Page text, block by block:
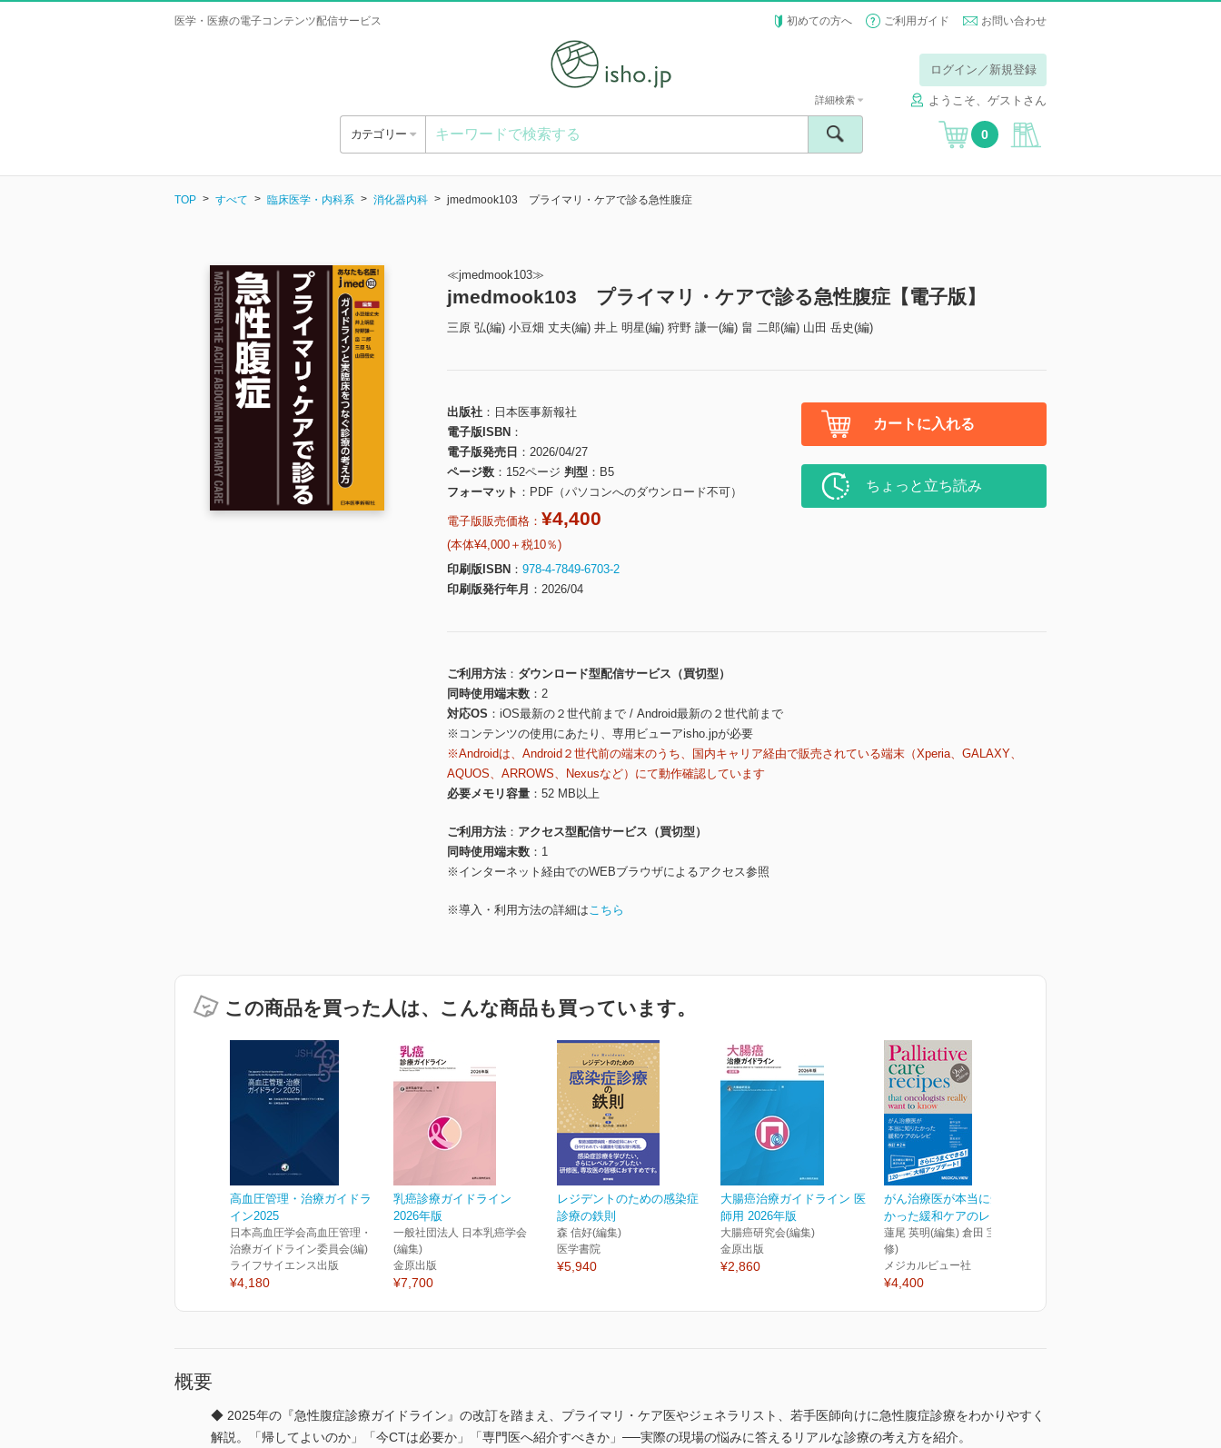
医学・医療の電子コンテンツ配信サービス 初めての方へ ご利用ガイド お問い合わせ
ログイン／新規登録
ようこそ、ゲストさん
カテゴリー
詳細検索
0
TOP すべて 臨床医学・内科系 消化器内科 jmedmook103 プライマリ・ケアで診る急性腹症
≪jmedmook103≫
jmedmook103 プライマリ・ケアで診る急性腹症【電子版】
三原 弘(編) 小豆畑 丈夫(編) 井上 明星(編) 狩野 謙一(編) 畠 二郎(編) 山田 岳史(編)
出版社
日本医事新報社
電子版ISBN
電子版発売日
2026/04/27
ページ数
152ページ 判型
B5
フォーマット
PDF（パソコンへのダウンロード不可）
電子版販売価格： ¥4,400
(本体¥4,000＋税10％)
印刷版ISBN
978-4-7849-6703-2
印刷版発行年月
2026/04
カートに入れる
ちょっと立ち読み
ご利用方法
ダウンロード型配信サービス（買切型）
同時使用端末数
2
対応OS
iOS最新の２世代前まで / Android最新の２世代前まで
※コンテンツの使用にあたり、専用ビューアisho.jpが必要
※Androidは、Android２世代前の端末のうち、国内キャリア経由で販売されている端末（Xperia、GALAXY、
AQUOS、ARROWS、Nexusなど）にて動作確認しています
必要メモリ容量
52 MB以上
ご利用方法
アクセス型配信サービス（買切型）
同時使用端末数
1
※インターネット経由でのWEBブラウザによるアクセス参照
※導入・利用方法の詳細はこちら
この商品を買った人は、こんな商品も買っています。
高血圧管理・治療ガイドラ
イン2025
日本高血圧学会高血圧管理・
治療ガイドライン委員会(編)
ライフサイエンス出版
¥4,180
乳癌診療ガイドライン
2026年版
一般社団法人 日本乳癌学会
(編集)
金原出版
¥7,700
レジデントのための感染症
診療の鉄則
森 信好(編集)
医学書院
¥5,940
大腸癌治療ガイドライン 医
師用 2026年版
大腸癌研究会(編集)
金原出版
¥2,860
がん治療医が本当に知りた
かった緩和ケアのレシピ...
蓮尾 英明(編集) 倉田 宝保(監
修)
メジカルビュー社
¥4,400
概要
◆ 2025年の『急性腹症診療ガイドライン』の改訂を踏まえ、プライマリ・ケア医やジェネラリスト、若手医師向けに急性腹症診療をわかりやすく
解説。「帰してよいのか」「今CTは必要か」「専門医へ紹介すべきか」──実際の現場の悩みに答えるリアルな診療の考え方を紹介。